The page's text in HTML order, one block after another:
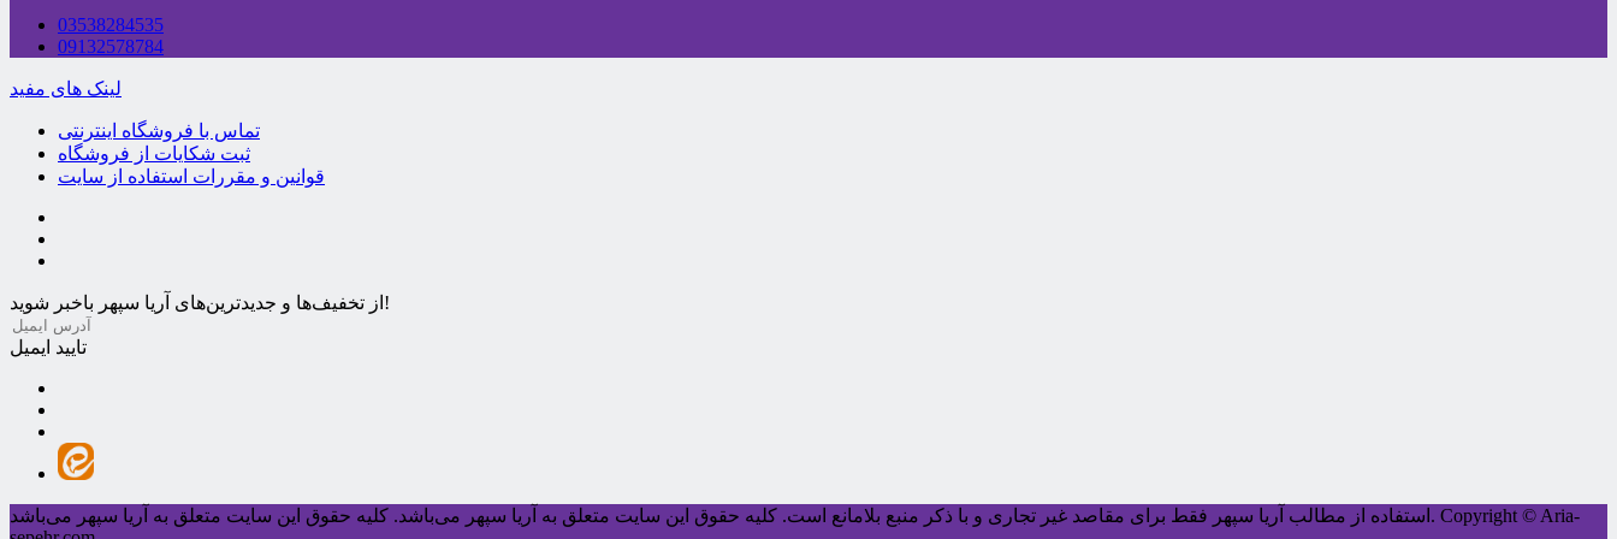
03538284535
09132578784
لینک های مفید
تماس با فروشگاه اینترنتی
ثبت شکایات از فروشگاه
قوانین و مقررات استفاده از سایت
از تخفیف‌ها و جدیدترین‌های آریا سپهر باخبر شوید!
تایید ایمیل
استفاده از مطالب آریا سپهر فقط برای مقاصد غیر تجاری و با ذکر منبع بلامانع است. کليه حقوق اين سايت متعلق به آریا سپهر می‌باشد. کليه حقوق اين سايت متعلق به آریا سپهر می‌باشد. Copyright © Aria-